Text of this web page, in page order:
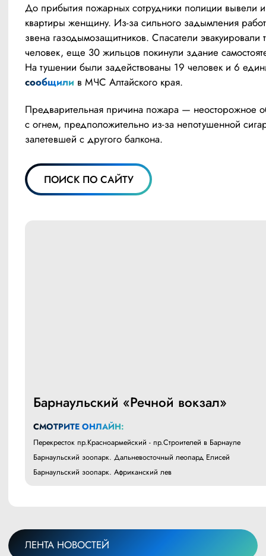
До прибытия пожарных сотрудники полиции вывели
квартиры женщину. Из-за сильного задымления
звена газодымозащитников. Спасатели эвакуировали
человек, еще 30 жильцов покинули здание
сообщили в МЧС Алтайского края.
Предварительная причина пожара — неосторожное
с огнем, предположительно из-за непотушенной
залетевшей с другого балкона.
ПОИСК ПО САЙТУ
Барнаульский «Речной вокзал»
СМОТРИТЕ ОНЛАЙН:
Перекресток пр.Красноармейский - пр.Строителей в Барнауле
Барнаульский зоопарк. Дальневосточный леопард Елисей
Барнаульский зоопарк. Африканский лев
ЛЕНТА НОВОСТЕЙ